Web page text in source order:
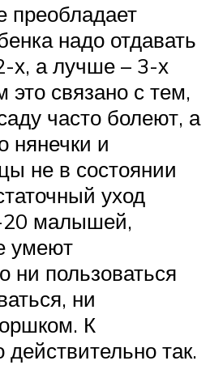
преобладает
надо отдавать
х, а лучше – 3-х
это связано с тем,
часто болеют, а
нянечки и
не в состоянии
уход
20 малышей,
умеют
ни пользоваться
ни
К
так.